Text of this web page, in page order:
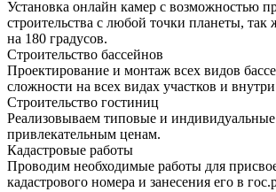
Установка онлайн камер с возможностью
строительства с любой точки планеты, так
на 180 градусов.
Строительство бассейнов
Проектирование и монтаж всех видов
сложности на всех видах участков и
Строительство гостиниц
Реализовываем типовые и
привлекательным ценам.
Кадастровые работы
Проводим необходимые работы для
кадастрового номера и занесения его в